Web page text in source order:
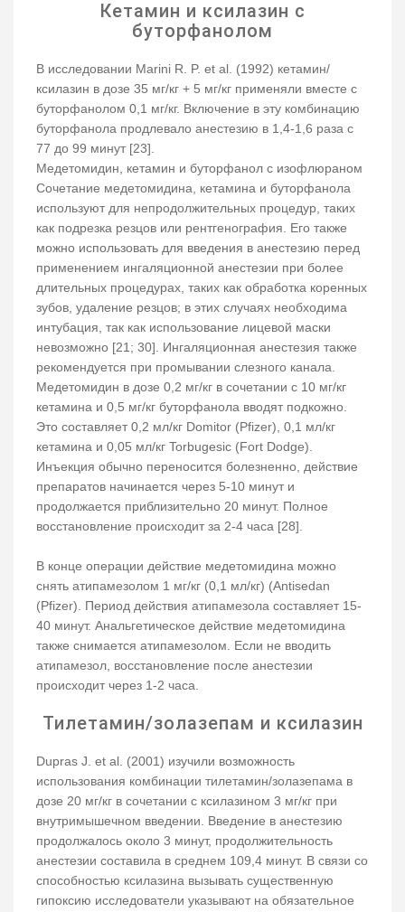
Кетамин и ксилазин с
буторфанолом
В исследовании Marini R. P. et al. (1992) кетамин/
ксилазин в дозе 35 мг/кг + 5 мг/кг применяли вместе с
буторфанолом 0,1 мг/кг. Включение в эту комбинацию
буторфанола продлевало анестезию в 1,4-1,6 раза с
77 до 99 минут [23].
Медетомидин, кетамин и буторфанол с изофлюраном
Сочетание медетомидина, кетамина и буторфанола
используют для непродолжительных процедур, таких
как подрезка резцов или рентгенография. Его также
можно использовать для введения в анестезию перед
применением ингаляционной анестезии при более
длительных процедурах, таких как обработка коренных
зубов, удаление резцов; в этих случаях необходима
интубация, так как использование лицевой маски
невозможно [21; 30]. Ингаляционная анестезия также
рекомендуется при промывании слезного канала.
Медетомидин в дозе 0,2 мг/кг в сочетании с 10 мг/кг
кетамина и 0,5 мг/кг буторфанола вводят подкожно.
Это составляет 0,2 мл/кг Domitor (Pfizer), 0,1 мл/кг
кетамина и 0,05 мл/кг Torbugesic (Fort Dodge).
Инъекция обычно переносится болезненно, действие
препаратов начинается через 5-10 минут и
продолжается приблизительно 20 минут. Полное
восстановление происходит за 2-4 часа [28].
В конце операции действие медетомидина можно
снять атипамезолом 1 мг/кг (0,1 мл/кг) (Antisedan
(Pfizer). Период действия атипамезола составляет 15-
40 минут. Анальгетическое действие медетомидина
также снимается атипамезолом. Если не вводить
атипамезол, восстановление после анестезии
происходит через 1-2 часа.
Тилетамин/золазепам и ксилазин
Dupras J. et al. (2001) изучили возможность
использования комбинации тилетамин/золазепама в
дозе 20 мг/кг в сочетании с ксилазином 3 мг/кг при
внутримышечном введении. Введение в анестезию
продолжалось около 3 минут, продолжительность
анестезии составила в среднем 109,4 минут. В связи со
способностью ксилазина вызывать существенную
гипоксию исследователи указывают на обязательное